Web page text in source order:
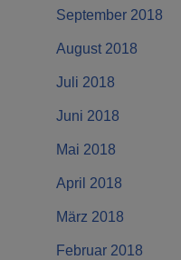
September 2018
August 2018
Juli 2018
Juni 2018
Mai 2018
April 2018
März 2018
Februar 2018